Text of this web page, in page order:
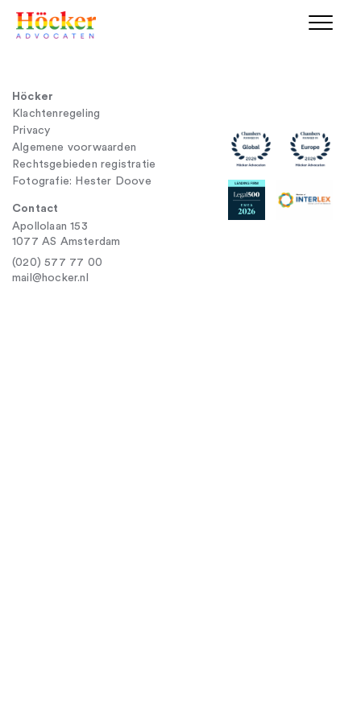
Höcker
Klachtenregeling
Privacy
Algemene voorwaarden
Rechtsgebieden registratie
Fotografie: Hester Doove
Contact
Apollolaan 153
1077 AS Amsterdam
(020) 577 77 00
mail@hocker.nl